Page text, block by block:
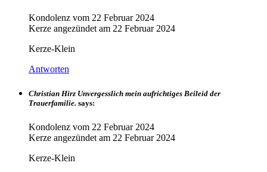
Kondolenz vom 22 Februar 2024
Kerze angezündet am 22 Februar 2024
Kerze-Klein
Antworten
Christian Hirz Unvergesslich mein aufrichtiges Beileid der
Trauerfamilie. says:
Kondolenz vom 22 Februar 2024
Kerze angezündet am 22 Februar 2024
Kerze-Klein